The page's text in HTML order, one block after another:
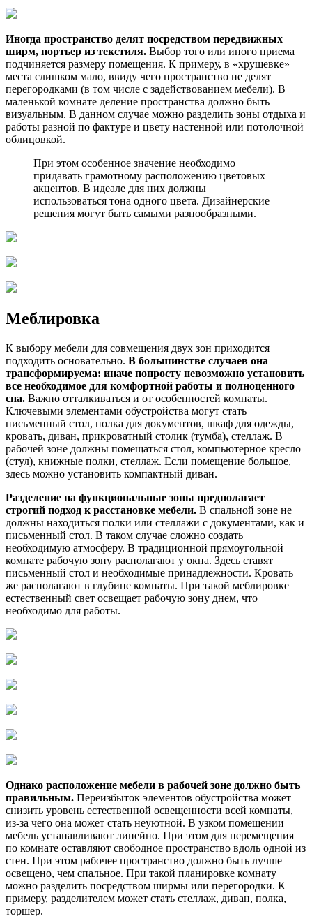
Иногда пространство делят посредством передвижных
ширм, портьер из текстиля. Выбор того или иного приема
подчиняется размеру помещения. К примеру, в «хрущевке»
места слишком мало, ввиду чего пространство не делят
перегородками (в том числе с задействованием мебели). В
маленькой комнате деление пространства должно быть
визуальным. В данном случае можно разделить зоны отдыха и
работы разной по фактуре и цвету настенной или потолочной
облицовкой.
При этом особенное значение необходимо
придавать грамотному расположению цветовых
акцентов. В идеале для них должны
использоваться тона одного цвета. Дизайнерские
решения могут быть самыми разнообразными.
Меблировка
К выбору мебели для совмещения двух зон приходится
подходить основательно. В большинстве случаев она
трансформируема: иначе попросту невозможно установить
все необходимое для комфортной работы и полноценного
сна. Важно отталкиваться и от особенностей комнаты.
Ключевыми элементами обустройства могут стать
письменный стол, полка для документов, шкаф для одежды,
кровать, диван, прикроватный столик (тумба), стеллаж. В
рабочей зоне должны помещаться стол, компьютерное кресло
(стул), книжные полки, стеллаж. Если помещение большое,
здесь можно установить компактный диван.
Разделение на функциональные зоны предполагает
строгий подход к расстановке мебели. В спальной зоне не
должны находиться полки или стеллажи с документами, как и
письменный стол. В таком случае сложно создать
необходимую атмосферу. В традиционной прямоугольной
комнате рабочую зону располагают у окна. Здесь ставят
письменный стол и необходимые принадлежности. Кровать
же располагают в глубине комнаты. При такой меблировке
естественный свет освещает рабочую зону днем, что
необходимо для работы.
Однако расположение мебели в рабочей зоне должно быть
правильным. Переизбыток элементов обустройства может
снизить уровень естественной освещенности всей комнаты,
из-за чего она может стать неуютной. В узком помещении
мебель устанавливают линейно. При этом для перемещения
по комнате оставляют свободное пространство вдоль одной из
стен. При этом рабочее пространство должно быть лучше
освещено, чем спальное. При такой планировке комнату
можно разделить посредством ширмы или перегородки. К
примеру, разделителем может стать стеллаж, диван, полка,
торшер.